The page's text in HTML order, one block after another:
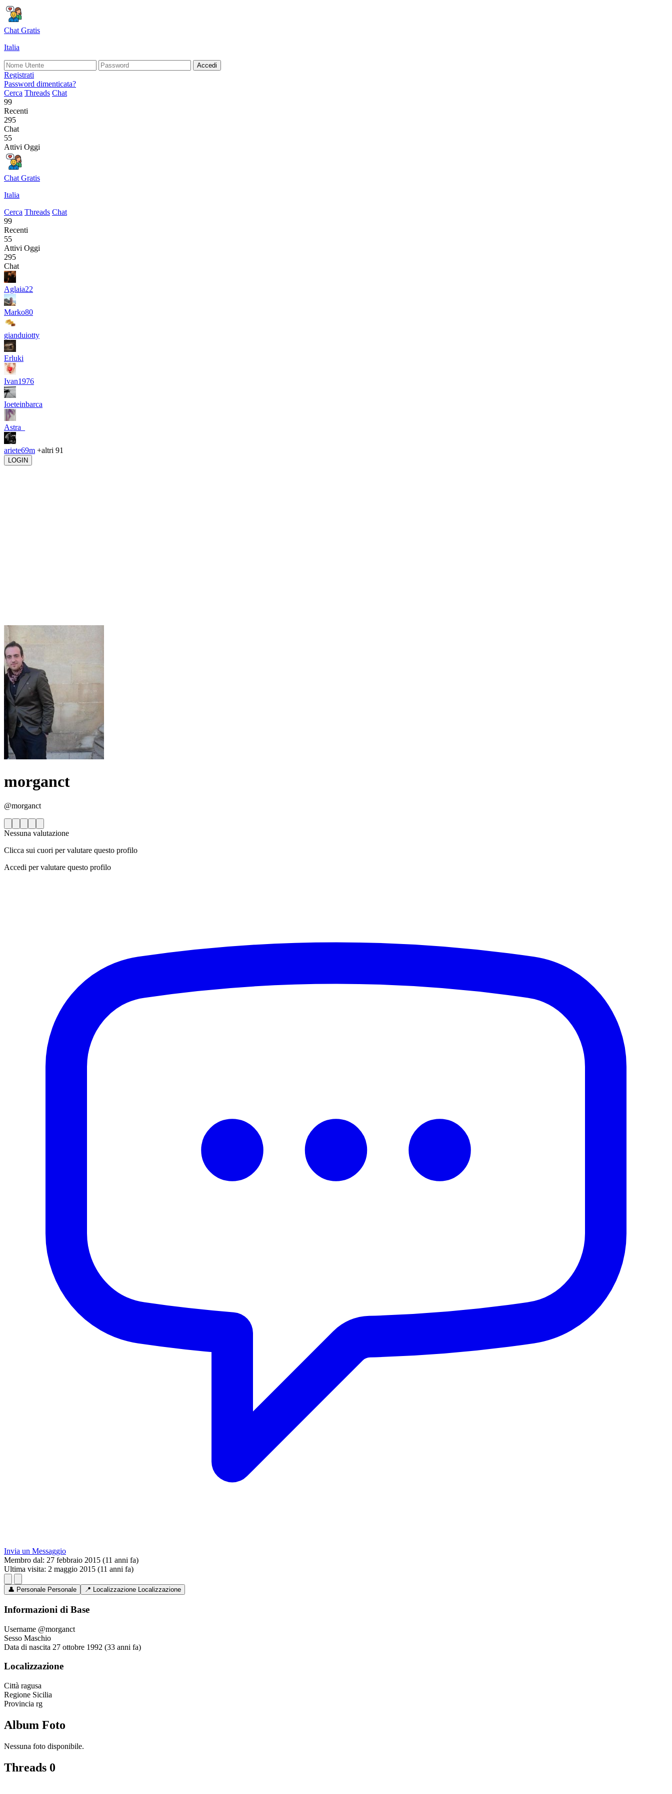
Chat Gratis
Italia
Accedi
Registrati
Password dimenticata?
Cerca Threads Chat
99
Recenti
295
Chat
55
Attivi Oggi
Chat Gratis
Italia
Cerca Threads Chat
99
Recenti
55
Attivi Oggi
295
Chat
Aglaia22
Marko80
gianduiotty
Erluki
Ivan1976
Ioeteinbarca
Astra_
ariete69m +altri 91
LOGIN
morganct
@morganct
Nessuna valutazione
Clicca sui cuori per valutare questo profilo
Accedi per valutare questo profilo
Invia un Messaggio
Membro dal: 27 febbraio 2015 (11 anni fa)
Ultima visita: 2 maggio 2015 (11 anni fa)
👤 Personale Personale 📍 Localizzazione Localizzazione
Informazioni di Base
Username @morganct
Sesso Maschio
Data di nascita 27 ottobre 1992 (33 anni fa)
Localizzazione
Città ragusa
Regione Sicilia
Provincia rg
Album Foto
Nessuna foto disponibile.
Threads 0